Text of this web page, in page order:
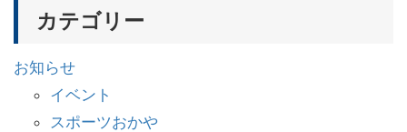
カテゴリー
お知らせ
イベント
スポーツおかや